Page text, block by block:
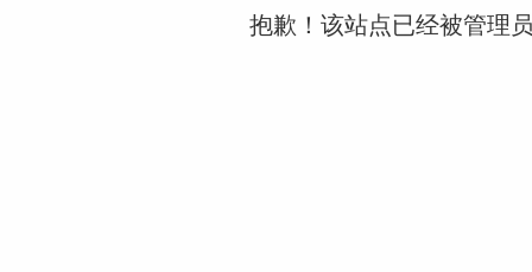
抱歉！该站点已经被管理